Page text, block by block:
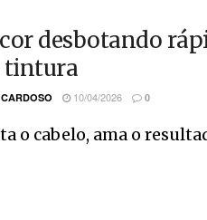
desbotando
tintura
10/04/2026 0
o cabelo, ama o